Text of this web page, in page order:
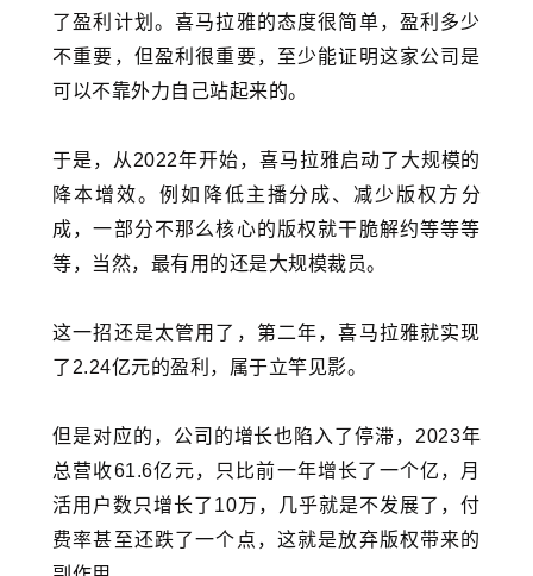
了盈利计划。喜马拉雅的态度很简单，盈利多少
不重要，但盈利很重要，至少能证明这家公司是
可以不靠外力自己站起来的。
于是，从2022年开始，喜马拉雅启动了大规模的
降本增效。例如降低主播分成、减少版权方分
成，一部分不那么核心的版权就干脆解约等等等
等，当然，最有用的还是大规模裁员。
这一招还是太管用了，第二年，喜马拉雅就实现
了2.24亿元的盈利，属于立竿见影。
但是对应的，公司的增长也陷入了停滞，2023年
总营收61.6亿元，只比前一年增长了一个亿，月
活用户数只增长了10万，几乎就是不发展了，付
费率甚至还跌了一个点，这就是放弃版权带来的